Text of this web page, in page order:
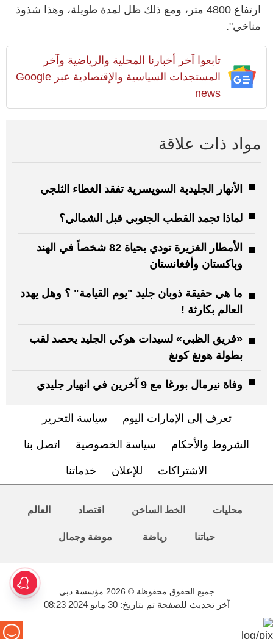
ارتفاع 4800 متر، ومع ذلك ظل لمدة طويلة، وهذا شذوذ
مناخي".
تابعوا آخر أخبارنا المحلية والرياضية وآخر
المستجدات السياسية والإقتصادية عبر Google
news
مواد ذات علاقة
الأنهار الجليدية السويسرية تفقد الغطاء الثلجي
لماذا تجمد القطب الجنوبي قبل الشمالي؟
الأمطار الغزيرة تودي بحياة 82 شخصاً في الهند
وباكستان وأفغانستان
ما هي حقيقة ذوبان جليد "يوم القيامة" ؟ وهل يهدد
العالم بكارثة !
«فريق الظبي» لسيدات هوكي الجليد يحصد لقب
بطولة هونغ كونغ
وفاة نيرمال بورغا مع 9 آخرين في انهيار جليدي
تعرف إلى الإمارات اليوم سياسة التحرير
الشروط والأحكام سياسة الخصوصية اتصل بنا
الاشتراكات للإعلان خدماتنا
محليات الخط الساخن اقتصاد العالم
حياتنا رياضة موضة وجمال
جميع الحقوق محفوظة © 2026 مؤسسة دبي
آخر تحديث للصفحة تم بتاريخ: 30 مايو 2024 08:23